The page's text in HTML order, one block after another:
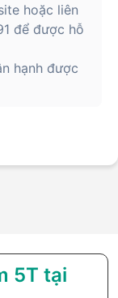
hoặc liên
để được hỗ
hạnh được
5T tại